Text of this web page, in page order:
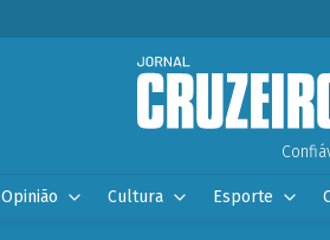
Opinião Cultura Esporte